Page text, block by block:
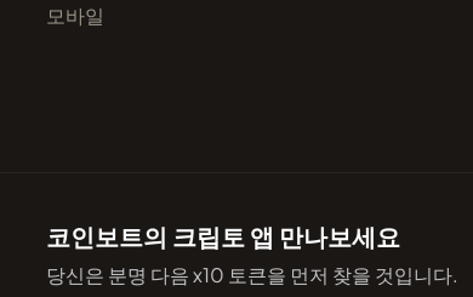
모바일
코인보트의 크립토 앱 만나보세요
당신은 분명 다음 x10 토큰을 먼저 찾을 것입니다.